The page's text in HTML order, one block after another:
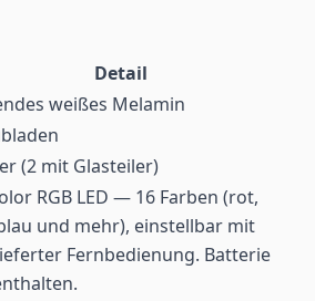
Detail
weißes Melamin
(2 mit Glasteiler)
RGB LED — 16 Farben (rot,
und mehr), einstellbar mit
Fernbedienung. Batterie